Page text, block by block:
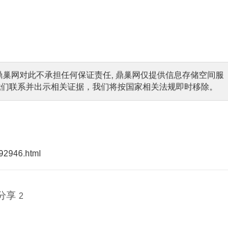
网对此不承担任何保证责任, 鼎巢网仅提供信息存储空间服
系并出示相关证据，我们将按国家相关法规即时移除。
享 2